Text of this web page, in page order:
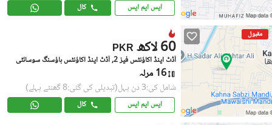
ایس ایم ایس کال
مقبول
PKR 60 لاکھ
آڈٹ اینڈ اکاؤنٹس فیز 2, آڈٹ اینڈ اکاؤنٹس ہاؤسنگ سوسائٹی
16 مرلہ
شامل کی:3 دن پہل (تبدیلی کی گئی:8 گھنٹے پہلے)
ایس ایم ایس کال